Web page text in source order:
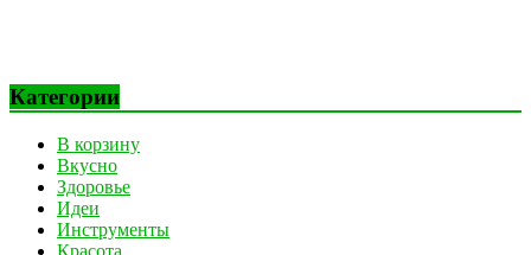
Категории
В корзину
Вкусно
Здоровье
Идеи
Инструменты